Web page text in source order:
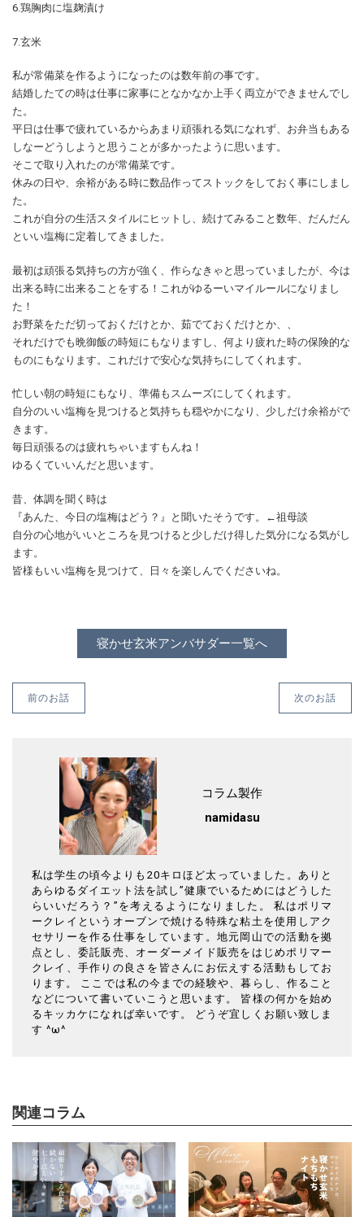
6.鶏胸肉に塩麹漬け
7.玄米
私が常備菜を作るようになったのは数年前の事です。
結婚したての時は仕事に家事にとなかなか上手く両立ができませんでし
た。
平日は仕事で疲れているからあまり頑張れる気になれず、お弁当もある
しなーどうしようと思うことが多かったように思います。
そこで取り入れたのが常備菜です。
休みの日や、余裕がある時に数品作ってストックをしておく事にしまし
た。
これが自分の生活スタイルにヒットし、続けてみること数年、だんだん
といい塩梅に定着してきました。
最初は頑張る気持ちの方が強く、作らなきゃと思っていましたが、今は
出来る時に出来ることをする！これがゆるーいマイルールになりまし
た！
お野菜をただ切っておくだけとか、茹でておくだけとか、、
それだけでも晩御飯の時短にもなりますし、何より疲れた時の保険的な
ものにもなります。これだけで安心な気持ちにしてくれます。
忙しい朝の時短にもなり、準備もスムーズにしてくれます。
自分のいい塩梅を見つけると気持ちも穏やかになり、少しだけ余裕がで
きます。
毎日頑張るのは疲れちゃいますもんね！
ゆるくていいんだと思います。
昔、体調を聞く時は
『あんた、今日の塩梅はどう？』と聞いたそうです。←祖母談
自分の心地がいいところを見つけると少しだけ得した気分になる気がし
ます。
皆様もいい塩梅を見つけて、日々を楽しんでくださいね。
寝かせ玄米アンバサダー一覧へ
前のお話 次のお話
コラム製作
namidasu
私は学生の頃今よりも20キロほど太っていました。ありと
あらゆるダイエット法を試し”健康でいるためにはどうした
らいいだろう？”を考えるようになりました。 私はポリマ
ークレイというオーブンで焼ける特殊な粘土を使用しアク
セサリーを作る仕事をしています。地元岡山での活動を拠
点とし、委託販売、オーダーメイド販売をはじめポリマー
クレイ、手作りの良さを皆さんにお伝えする活動もしてお
ります。 ここでは私の今までの経験や、暮らし、作ること
などについて書いていこうと思います。 皆様の何かを始め
るキッカケになれば幸いです。 どうぞ宜しくお願い致しま
す ^ω^
関連コラム